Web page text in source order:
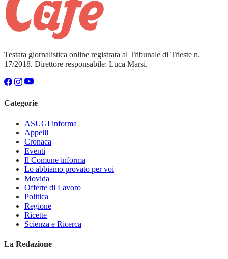
Testata giornalistica online registrata al Tribunale di Trieste n.
17/2018. Direttore responsabile: Luca Marsi.
Categorie
ASUGI informa
Appelli
Cronaca
Eventi
Il Comune informa
Lo abbiamo provato per voi
Movida
Offerte di Lavoro
Politica
Regione
Ricette
Scienza e Ricerca
La Redazione